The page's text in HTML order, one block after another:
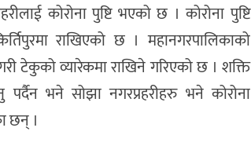
कोरोना पुष्टि भएको छ । कोरोना पुष्टि
राखिएको छ । महानगरपालिकाको
टेकुको व्यारेकमा राखिने गरिएको छ । शक्ति
भने सोझा नगरप्रहरीहरु भने कोरोना
छन् ।